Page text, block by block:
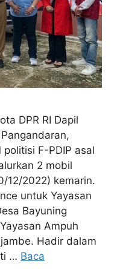
DPR RI Dapil
F-PDIP asal
2 mobil
12/2022) kemarin.
untuk Yayasan
Bayuning
Ampuh
Hadir dalam
… Baca